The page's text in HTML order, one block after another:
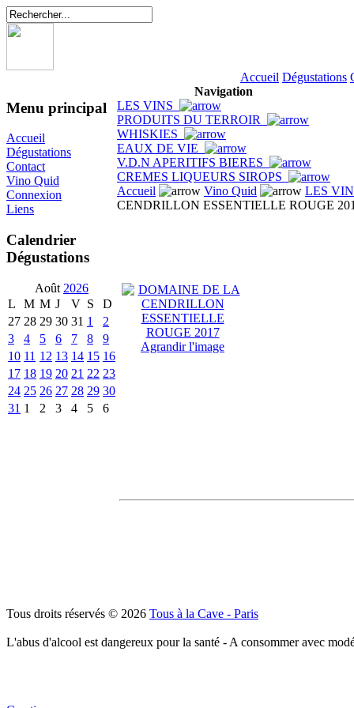
Accueil Dégustations
Menu principal
Accueil
Dégustations
Contact
Vino Quid
Connexion
Liens
Calendrier
Dégustations
Août 2026
L
M M J V S
D
27 28 29 30 31 1
2
3
4 5 6 7 8
9
10 11 12 13 14 15 16
17 18 19 20 21 22 23
24 25 26 27 28 29 30
31 1 2 3 4 5 6
Navigation
LES VINS
PRODUITS DU TERROIR
WHISKIES
EAUX DE VIE
V.D.N APERITIFS BIERES
CREMES LIQUEURS SIROPS
Accueil
Vino Quid
LES
CENDRILLON ESSENTIELLE ROUGE
Agrandir l'image
Tous droits réservés © 2026 Tous à la Cave - Paris
L'abus d'alcool est dangereux pour la santé - A consommer avec